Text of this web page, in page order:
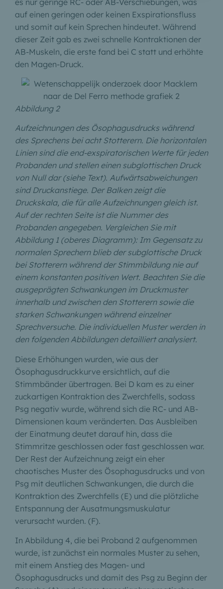
auf einen geringen oder keinen Exspirationsfluss
und somit auf kein Sprechen hindeutet. Während
dieser Zeit gab es zwei schnelle Kontraktionen der
AB-Muskeln, die erste fand bei C statt und erhöhte
den Magen-Druck.
Abbildung 2
Aufzeichnungen des Ösophagusdrucks während
des Sprechens bei acht Stotterern. Die horizontalen
Linien sind die end-exspiratorischen Werte für jeden
Probanden und stellen einen subglottischen Druck
von Null dar (siehe Text). Aufwärtsabweichungen
sind Druckanstiege. Der Balken zeigt die
Druckskala, die für alle Aufzeichnungen gleich ist.
Auf der rechten Seite ist die Nummer des
Probanden angegeben. Vergleichen Sie mit
Abbildung 1 (oberes Diagramm): Im Gegensatz zu
normalen Sprechern blieb der subglottische Druck
bei Stotterern während der Stimmbildung nie auf
einem konstanten positiven Wert. Beachten Sie die
ausgeprägten Schwankungen im Druckmuster
innerhalb und zwischen den Stotterern sowie die
starken Schwankungen während einzelner
Sprechversuche. Die individuellen Muster werden in
den folgenden Abbildungen detailliert analysiert.
Diese Erhöhungen wurden, wie aus der
Ösophagusdruckkurve ersichtlich, auf die
Stimmbänder übertragen. Bei D kam es zu einer
zuckartigen Kontraktion des Zwerchfells, sodass
Psg negativ wurde, während sich die RC- und AB-
Dimensionen kaum veränderten. Das Ausbleiben
der Einatmung deutet darauf hin, dass die
Stimmritze geschlossen oder fast geschlossen war.
Der Rest der Aufzeichnung zeigt ein eher
chaotisches Muster des Ösophagusdrucks und von
Psg mit deutlichen Schwankungen, die durch die
Kontraktion des Zwerchfells (E) und die plötzliche
Entspannung der Ausatmungsmuskulatur
verursacht wurden. (F).
In Abbildung 4, die bei Proband 2 aufgenommen
wurde, ist zunächst ein normales Muster zu sehen,
mit einem Anstieg des Magen- und
Ösophagusdrucks und damit des Psg zu Beginn der